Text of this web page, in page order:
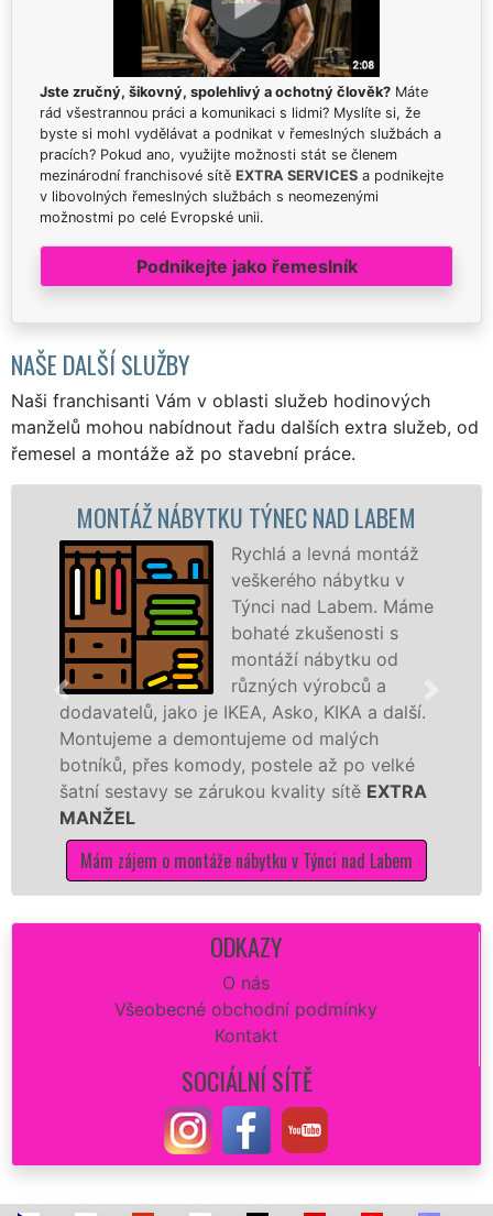
Jste zručný, šikovný, spolehlivý a ochotný člověk? Máte
rád všestrannou práci a komunikaci s lidmi? Myslíte si, že
byste si mohl vydělávat a podnikat v řemeslných službách a
pracích? Pokud ano, využijte možnosti stát se členem
mezinárodní franchisové sítě EXTRA SERVICES a podnikejte
v libovolných řemeslných službách s neomezenými
možnostmi po celé Evropské unii.
Podnikejte jako řemeslník
NAŠE DALŠÍ SLUŽBY
Naši franchisanti Vám v oblasti služeb hodinových
manželů mohou nabídnout řadu dalších extra služeb, od
řemesel a montáže až po stavební práce.
NÁBYTKU TÝNEC NAD LABEM
Rychlá a levná montáž
veškerého nábytku v
Týnci nad Labem. Máme
bohaté zkušenosti s
montáží nábytku od
různých výrobců a
jako je IKEA, Asko, KIKA a další.
a demontujeme od malých
přes komody, postele až po velké
sestavy se zárukou kvality sítěEXTRA
zájem o montáže nábytku v Týnci nad Labem
ODKAZY
O nás
Všeobecné obchodní podmínky
Kontakt
SOCIÁLNÍ SÍTĚ